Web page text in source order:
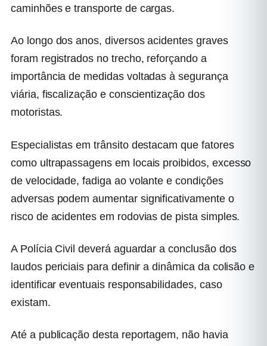
caminhões e transporte de cargas.
Ao longo dos anos, diversos acidentes graves
foram registrados no trecho, reforçando a
importância de medidas voltadas à segurança
viária, fiscalização e conscientização dos
motoristas.
Especialistas em trânsito destacam que fatores
como ultrapassagens em locais proibidos, excesso
de velocidade, fadiga ao volante e condições
adversas podem aumentar significativamente o
risco de acidentes em rodovias de pista simples.
A Polícia Civil deverá aguardar a conclusão dos
laudos periciais para definir a dinâmica da colisão e
identificar eventuais responsabilidades, caso
existam.
Até a publicação desta reportagem, não havia